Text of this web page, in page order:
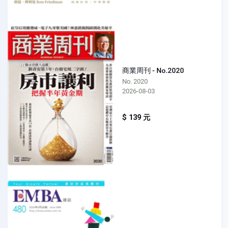
商業周刊 - No.2020
No. 2020
2026-08-03
$ 139 元